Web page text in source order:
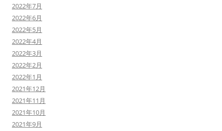
2022年7月
2022年6月
2022年5月
2022年4月
2022年3月
2022年2月
2022年1月
2021年12月
2021年11月
2021年10月
2021年9月